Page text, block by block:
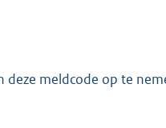
meldcode op te